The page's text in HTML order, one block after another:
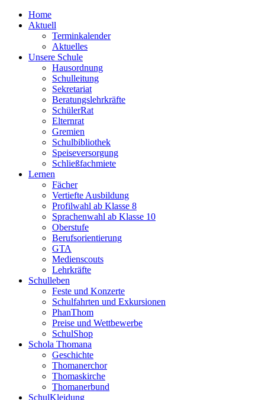
Home
Aktuell
Terminkalender
Aktuelles
Unsere Schule
Hausordnung
Schulleitung
Sekretariat
Beratungslehrkräfte
SchülerRat
Elternrat
Gremien
Schulbibliothek
Speiseversorgung
Schließfachmiete
Lernen
Fächer
Vertiefte Ausbildung
Profilwahl ab Klasse 8
Sprachenwahl ab Klasse 10
Oberstufe
Berufsorientierung
GTA
Medienscouts
Lehrkräfte
Schulleben
Feste und Konzerte
Schulfahrten und Exkursionen
PhanThom
Preise und Wettbewerbe
SchulShop
Schola Thomana
Geschichte
Thomanerchor
Thomaskirche
Thomanerbund
SchulKleidung